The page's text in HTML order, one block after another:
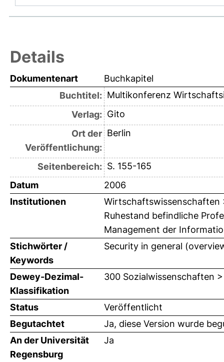
Details
Dokumentenart
Buchkapitel
Buchtitel: Multikonferenz
Verlag: Gito
Ort der
Veröffentlichung:
Berlin
Seitenbereich: S. 155-165
Datum
2006
Institutionen
Ruhestand befindliche
Management der
Stichwörter /
Keywords
Security in general
Dewey-Dezimal-
Klassifikation
300 Sozialwissenschaften
Status
Veröffentlicht
Begutachtet
Ja, diese Version wurde
An der Universität
Regensburg
Ja